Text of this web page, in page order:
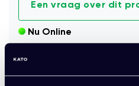
Een vraag over dit
Nu Online
Bronx71® stapelbare